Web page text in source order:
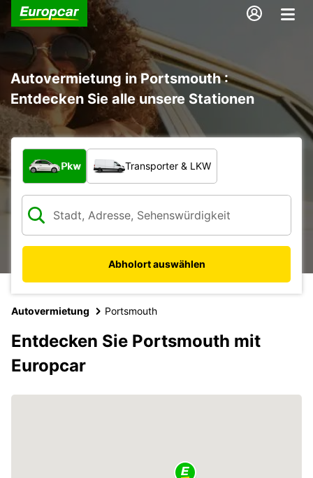
Autovermietung in Portsmouth :
Entdecken Sie alle unsere Stationen
Welche Art von Fahrzeug?
Pkw Transporter & LKW
Abholort auswählen
Autovermietung Portsmouth
Entdecken Sie Portsmouth mit
Europcar